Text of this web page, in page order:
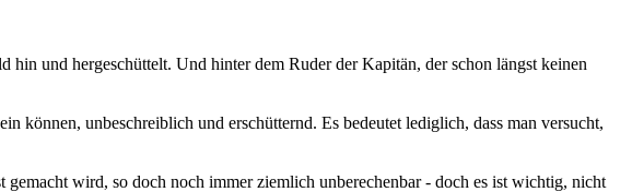
und hergeschüttelt. Und hinter dem Ruder der Kapitän, der schon längst keinen
können, unbeschreiblich und erschütternd. Es bedeutet lediglich, dass man versucht,
wird, so doch noch immer ziemlich unberechenbar - doch es ist wichtig, nicht